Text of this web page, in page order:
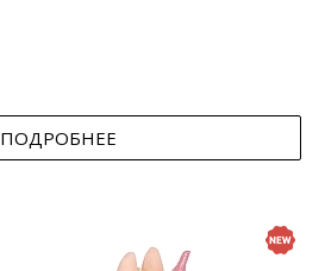
ПОДРОБНЕЕ